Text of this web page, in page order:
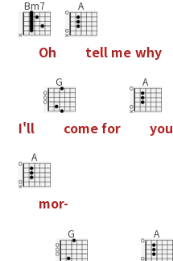
Bm7
Oh
A
tell me why
I'll
G
comefor
A
you
A
mor-
G A